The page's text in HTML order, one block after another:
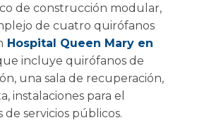
de construcción modular,
de cuatro quirófanos
Hospital Queen Mary en
incluye quirófanos de
una sala de recuperación,
instalaciones para el
de servicios públicos.